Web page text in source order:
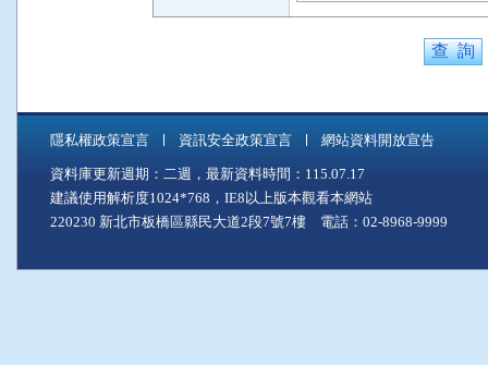
隱私權政策宣言 資訊安全政策宣言 網站資料開放宣告
資料庫更新週期：二週，最新資料時間：115.07.17
建議使用解析度1024*768，IE8以上版本觀看本網站
220230 新北市板橋區縣民大道2段7號7樓 電話：02-8968-9999